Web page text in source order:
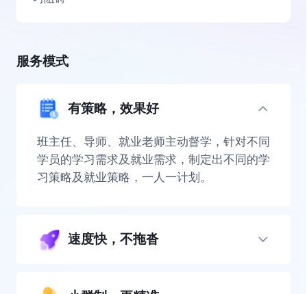
服务模式
有策略，效果好
班主任、导师、就业老师主动督学，针对不同
学员的学习需求及就业需求，制定出不同的学
习策略及就业策略，一人一计划。
速度快，不拖沓